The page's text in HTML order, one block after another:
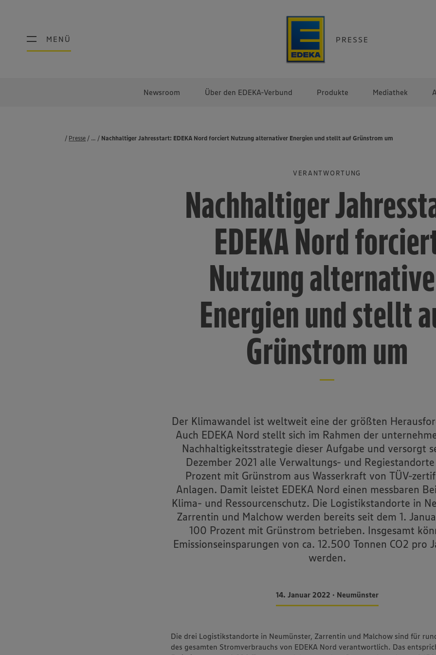
MENÜ PRESSE
MENÜ
Newsroom Über den EDEKA-Verbund Produkte Mediathek
Presse Pressemeldungen
Nachhaltiger Jahresstart: EDEKA Nord forciert Nutzung alternativer Energien und stellt auf Grünstrom um
...
VERANTWORTUNG
Nachhaltiger
EDEKA Nord
Nutzung
Energien und stellt
Grünstrom um
Der Klimawandel ist weltweit eine der größten
Auch EDEKA Nord stellt sich im Rahmen der
Nachhaltigkeitsstrategie dieser Aufgabe und versorgt
Dezember 2021 alle Verwaltungs- und
Prozent mit Grünstrom aus Wasserkraft von TÜV-
Anlagen. Damit leistet EDEKA Nord einen messbaren
Klima- und Ressourcenschutz. Die Logistikstandorte in
Zarrentin und Malchow werden bereits seit dem 1.
100 Prozent mit Grünstrom betrieben. Insgesamt
Emissionseinsparungen von ca. 12.500 Tonnen CO2 pro
werden.
14. Januar 2022 • Neumünster
Die drei Logistikstandorte in Neumünster, Zarrentin und Malchow sind für
des gesamten Stromverbrauchs von EDEKA Nord verantwortlich. Das